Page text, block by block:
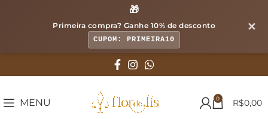
🎁
Primeira compra? Ganhe 10% de desconto
CUPOM: PRIMEIRA10
✕
MENU 0 R$0,00